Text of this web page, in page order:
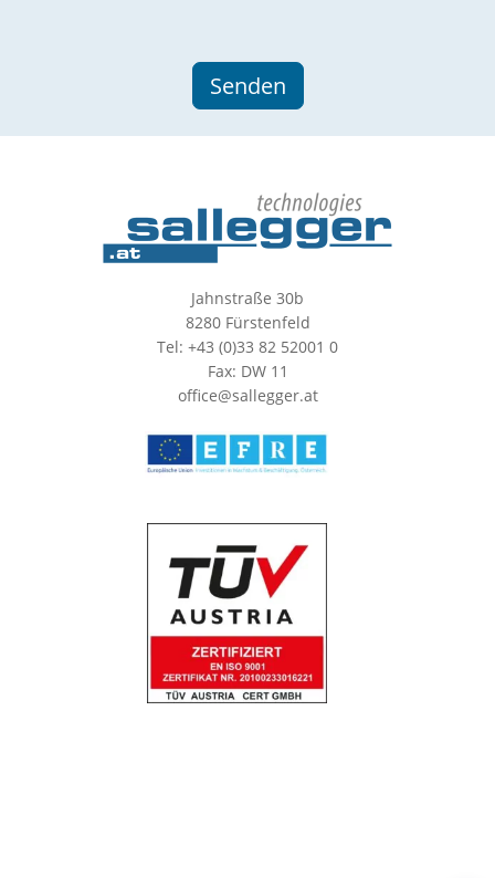
Jahnstraße 30b
8280 Fürstenfeld
Tel: +43 (0)33 82 52001 0
Fax: DW 11
office@sallegger.at